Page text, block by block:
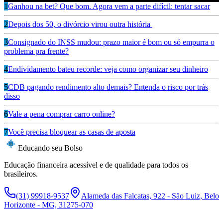
1Ganhou na bet? Que bom. Agora vem a parte difícil: tentar sacar
2Depois dos 50, o divórcio virou outra história
3Consignado do INSS mudou: prazo maior é bom ou só empurra o
problema pra frente?
4Endividamento bateu recorde: veja como organizar seu dinheiro
5CDB pagando rendimento alto demais? Entenda o risco por trás
disso
6Vale a pena comprar carro online?
7Você precisa bloquear as casas de aposta
Educando seu Bolso
Educação financeira acessível e de qualidade para todos os
brasileiros.
(31) 99918-9537
Alameda das Falcatas, 922 - São Luiz, Belo
Horizonte - MG, 31275-070